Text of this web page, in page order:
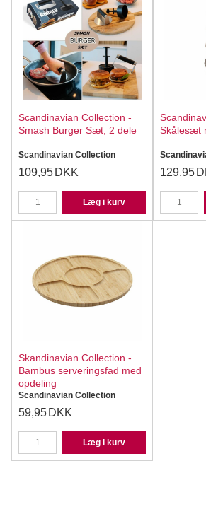
Scandinavian Collection -
Smash Burger Sæt, 2 dele
Scandinavian Collection
109,95 DKK
Læg i kurv
Skålesæt
129,95
Skandinavian Collection -
Bambus serveringsfad med
opdeling
Scandinavian Collection
59,95 DKK
Læg i kurv